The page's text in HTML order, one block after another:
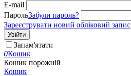
E-mail
ПарольЗабули пароль?
Зареєструвати новий обліковий запис
Увійти
Запам'ятати
0Кошик
Кошик порожній
Кошик